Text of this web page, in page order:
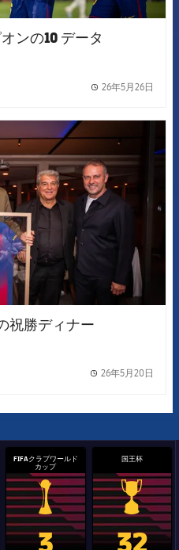
ンの10 データ
26年5月26日
FCB Barcelona badge
祝勝ディナー
26年5月20日
League trophy
FIFAクラブワールド
カップ
label.aria.clubworldcup
3
国王杯
国王杯
32